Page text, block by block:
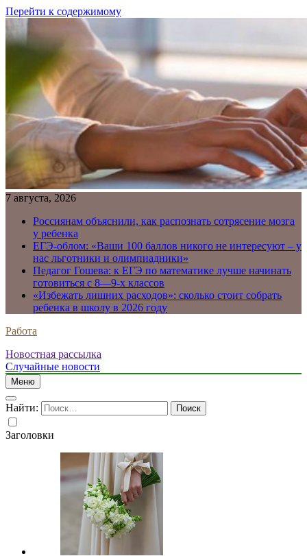
Перейти к содержимому
7 августа, 2026
Россиянам объяснили, как распознать сотрясение мозга
у ребенка
ЕГЭ-облом: «Ваши 100 баллов никого не интересуют – у
нас льготники и олимпиадники»
Педагог Гошева: к ЕГЭ по математике лучше начинать
готовиться с 8—9-х классов
«Избежать лишних расходов»: сколько стоит собрать
ребенка в школу в 2026 году
Работа
Новостная рассылка
Случайные новости
Меню
Найти:
Заголовки